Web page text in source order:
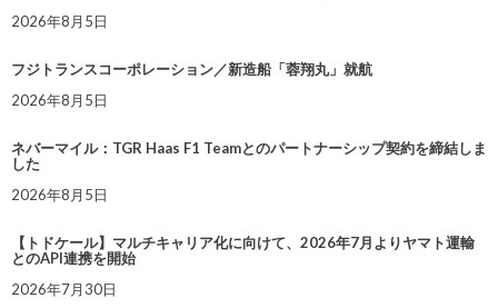
2026年8月5日
フジトランスコーポレーション／新造船「蓉翔丸」就航
2026年8月5日
ネバーマイル：TGR Haas F1 Teamとのパートナーシップ契約を締結しま
した
2026年8月5日
【トドケール】マルチキャリア化に向けて、2026年7月よりヤマト運輸
とのAPI連携を開始
2026年7月30日